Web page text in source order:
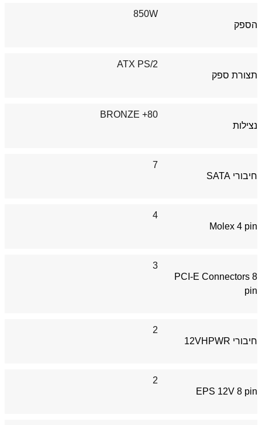
הספק
850W
תצורת ספק
ATX PS/2
נצילות
80+ BRONZE
חיבורי SATA
7
Molex 4 pin
4
PCI-E Connectors 8
pin
3
חיבורי 12VHPWR
2
EPS 12V 8 pin
2